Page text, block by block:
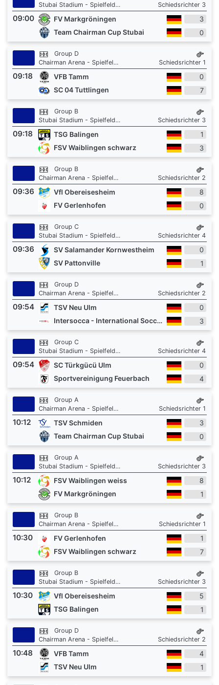
Stubai Stadium - Spielfeld 3
Schiedsrichter 3
09:00 FV Markgröningen
3
Team Chairman Cup Stubai
0
Group D
Chairman Arena - Spielfeld 1
Schiedsrichter 1
09:18 VFB Tamm
0
SC 04 Tuttlingen
7
Group B
Stubai Stadium - Spielfeld 3
Schiedsrichter 3
09:18 TSG Balingen
1
FSV Waiblingen schwarz
3
Group B
Chairman Arena - Spielfeld 1
Schiedsrichter 2
09:36 Vfl Obereisesheim
8
FV Gerlenhofen
0
Group C
Stubai Stadium - Spielfeld 3
Schiedsrichter 4
09:36 SV Salamander Kornwestheim
0
SV Pattonville
1
Group D
Chairman Arena - Spielfeld 1
Schiedsrichter 2
09:54 TSV Neu Ulm
0
Intersocca - International Soccer Academy
3
Group C
Stubai Stadium - Spielfeld 3
Schiedsrichter 4
09:54 SC Türkgücü Ulm
0
Sportvereinigung Feuerbach
4
Group A
Chairman Arena - Spielfeld 1
Schiedsrichter 1
10:12 TSV Schmiden
3
Team Chairman Cup Stubai
0
Group A
Stubai Stadium - Spielfeld 3
Schiedsrichter 3
10:12 FSV Waiblingen weiss
8
FV Markgröningen
1
Group B
Chairman Arena - Spielfeld 1
Schiedsrichter 1
10:30 FV Gerlenhofen
1
FSV Waiblingen schwarz
7
Group B
Stubai Stadium - Spielfeld 3
Schiedsrichter 3
10:30 Vfl Obereisesheim
5
TSG Balingen
1
Group D
Chairman Arena - Spielfeld 1
Schiedsrichter 2
10:48 VFB Tamm
4
TSV Neu Ulm
1